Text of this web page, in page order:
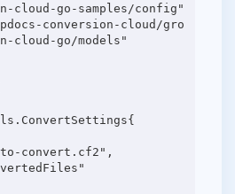
cloud-go-samples/config"
conversion-cloud/gro
cloud-go/models"
convert.cf2",